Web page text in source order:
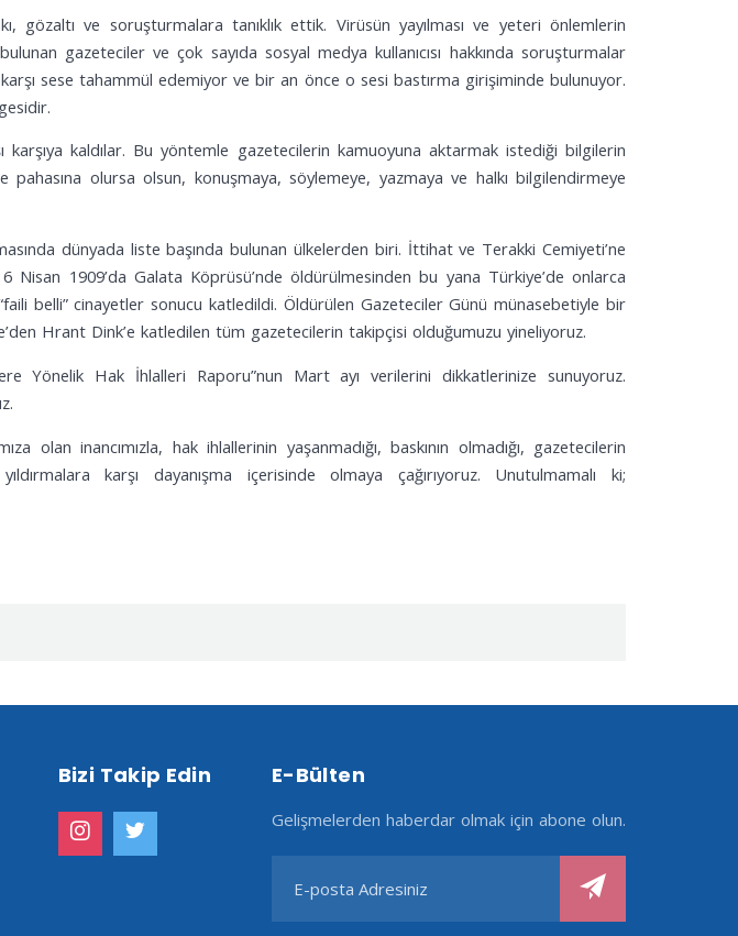
gözaltı ve soruşturmalara tanıklık ettik. Virüsün yayılması ve yeteri önlemlerin
gazeteciler ve çok sayıda sosyal medya kullanıcısı hakkında soruşturmalar
sese tahammül edemiyor ve bir an önce o sesi bastırma girişiminde bulunuyor.
kaldılar. Bu yöntemle gazetecilerin kamuoyuna aktarmak istediği bilgilerin
pahasına olursa olsun, konuşmaya, söylemeye, yazmaya ve halkı bilgilendirmeye
dünyada liste başında bulunan ülkelerden biri. İttihat ve Terakki Cemiyeti’ne
Nisan 1909’da Galata Köprüsü’nde öldürülmesinden bu yana Türkiye’de onlarca
belli” cinayetler sonucu katledildi. Öldürülen Gazeteciler Günü münasebetiyle bir
Hrant Dink’e katledilen tüm gazetecilerin takipçisi olduğumuzu yineliyoruz.
Yönelik Hak İhlalleri Raporu”nun Mart ayı verilerini dikkatlerinize sunuyoruz.
olan inancımızla, hak ihlallerinin yaşanmadığı, baskının olmadığı, gazetecilerin
karşı dayanışma içerisinde olmaya çağırıyoruz. Unutulmamalı ki;
Bizi Takip Edin E-Bülten
Gelişmelerden haberdar olmak için abone olun.